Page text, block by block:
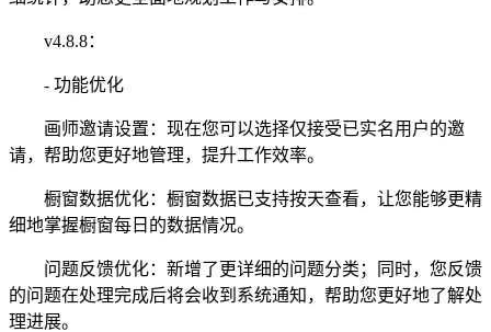
v4.8.8：
- 功能优化
画师邀请设置：现在您可以选择仅接受已实名用户的邀
请，帮助您更好地管理，提升工作效率。
橱窗数据优化：橱窗数据已支持按天查看，让您能够更精
细地掌握橱窗每日的数据情况。
问题反馈优化：新增了更详细的问题分类；同时，您反馈
的问题在处理完成后将会收到系统通知，帮助您更好地了解处
理进展。